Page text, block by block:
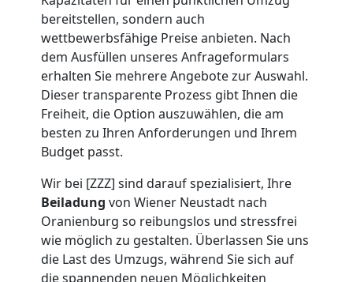
bereitstellen, sondern auch
wettbewerbsfähige Preise anbieten. Nach
dem Ausfüllen unseres Anfrageformulars
erhalten Sie mehrere Angebote zur Auswahl.
Dieser transparente Prozess gibt Ihnen die
Freiheit, die Option auszuwählen, die am
besten zu Ihren Anforderungen und Ihrem
Budget passt.
Wir bei [ZZZ] sind darauf spezialisiert, Ihre
Beiladung von Wiener Neustadt nach
Oranienburg so reibungslos und stressfrei
wie möglich zu gestalten. Überlassen Sie uns
die Last des Umzugs, während Sie sich auf
die spannenden neuen Möglichkeiten
Möbeltransport
Wiener
Neustadt
Beiladung
Wiener
Neustadt